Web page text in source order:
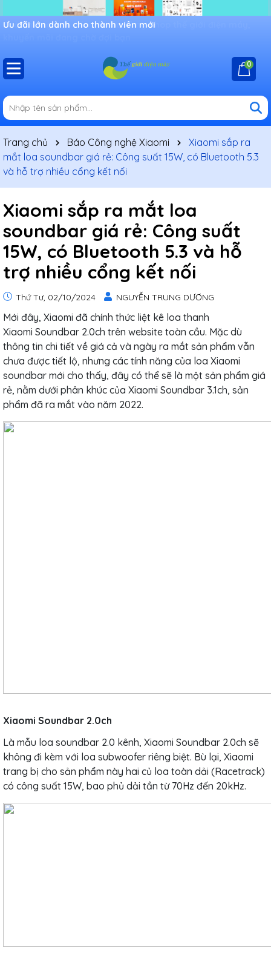
Ưu đãi lớn dành cho thành viên mới
0
Trang chủ Báo Công nghệ Xiaomi
Xiaomi sắp ra
mắt loa soundbar giá rẻ: Công suất 15W, có Bluetooth 5.3
và hỗ trợ nhiều cổng kết nối
Xiaomi sắp ra mắt loa
soundbar giá rẻ: Công suất
15W, có Bluetooth 5.3 và hỗ
trợ nhiều cổng kết nối
Thứ Tư, 02/10/2024 NGUYỄN TRUNG DƯƠNG
Mới đây, Xiaomi đã chính thức liệt kê loa thanh
Xiaomi Soundbar 2.0ch trên website toàn cầu. Mặc dù
thông tin chi tiết về giá cả và ngày ra mắt sản phẩm vẫn
chưa được tiết lộ, nhưng các tính năng của loa Xiaomi
soundbar mới cho thấy, đây có thể sẽ là một sản phẩm giá
rẻ, nằm dưới phân khúc của Xiaomi Soundbar 3.1ch, sản
phẩm đã ra mắt vào năm 2022.
Xiaomi Soundbar 2.0ch
Là mẫu loa soundbar 2.0 kênh, Xiaomi Soundbar 2.0ch sẽ
không đi kèm với loa subwoofer riêng biệt. Bù lại, Xiaomi
trang bị cho sản phẩm này hai củ loa toàn dải (Racetrack)
có công suất 15W, bao phủ dải tần từ 70Hz đến 20kHz.